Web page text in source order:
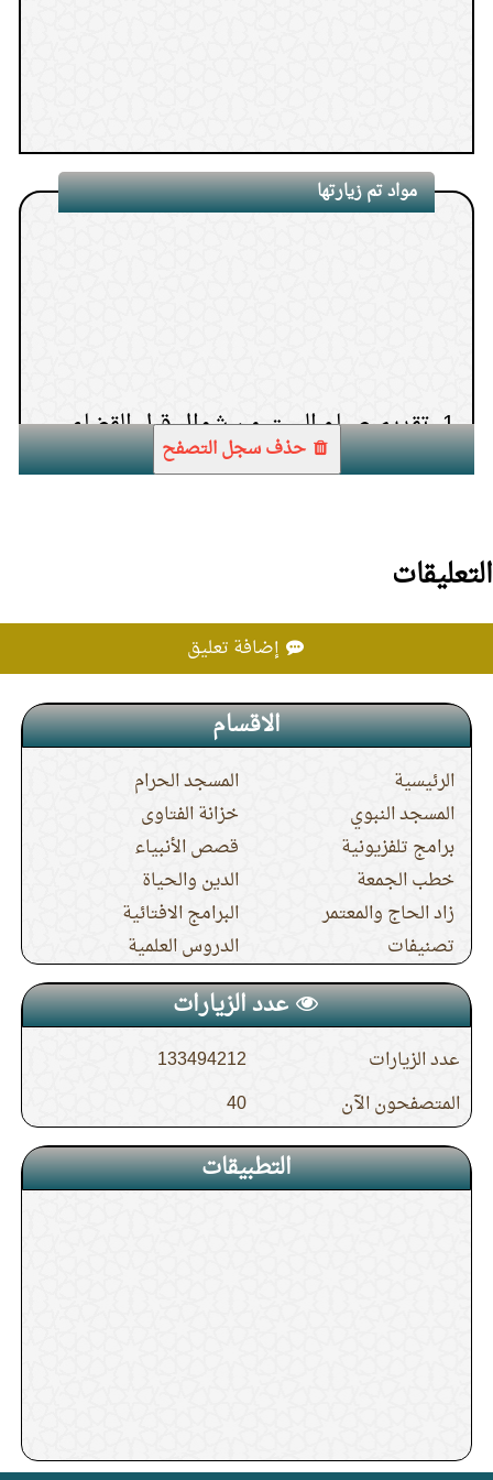
مواد تم زيارتها
حذف سجل التصفح
التعليقات
إضافة تعليق
الاقسام
الرئيسية
المسجد الحرام
المسجد النبوي
خزانة الفتاوى
برامج تلفزيونية
قصص الأنبياء
خطب الجمعة
الدين والحياة
زاد الحاج والمعتمر
البرامج الافتائية
تصنيفات
الدروس العلمية
عدد الزيارات
عدد الزيارات
133494212
المتصفحون الآن
40
التطبيقات